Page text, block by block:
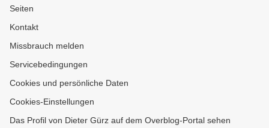
Seiten
Kontakt
Missbrauch melden
Servicebedingungen
Cookies und persönliche Daten
Cookies-Einstellungen
Das Profil von Dieter Gürz auf dem Overblog-Portal sehen